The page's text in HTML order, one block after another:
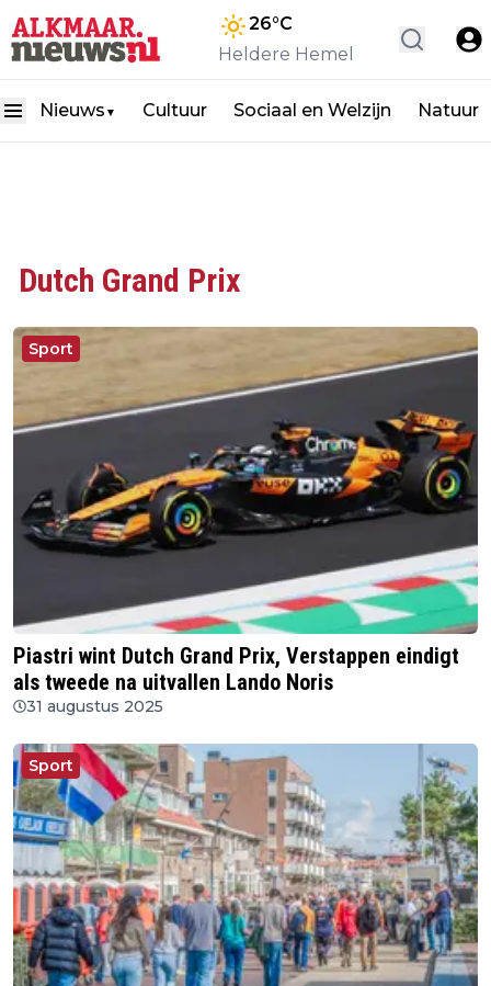
26°C
Heldere Hemel
Nieuws ▼ Cultuur Sociaal en Welzijn Natuur
Dutch Grand Prix
Sport
Piastri wint Dutch Grand Prix, Verstappen eindigt
als tweede na uitvallen Lando Noris
31 augustus 2025
Sport